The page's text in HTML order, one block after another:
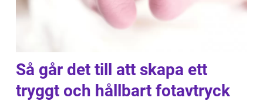
Så går det till att skapa ett
tryggt och hållbart fotavtryck